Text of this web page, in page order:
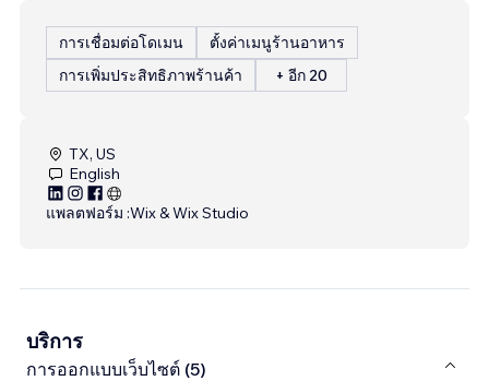
การเชื่อมต่อโดเมน
ตั้งค่าเมนูร้านอาหาร
การเพิ่มประสิทธิภาพร้านค้า
+ อีก 20
TX, US
English
แพลตฟอร์ม :Wix & Wix Studio
บริการ
การออกแบบเว็บไซต์ (5)